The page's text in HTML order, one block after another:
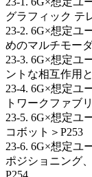
グラフィック テ
23-2. 6G×想定ユ
めのマルチモー
23-3. 6G×想定ユ
ントな相互作用
23-4. 6G×想定ユ
トワークファブ
23-5. 6G×想定ユ
コボット＞P253
23-6. 6G×想定ユ
ポジショニング
P254